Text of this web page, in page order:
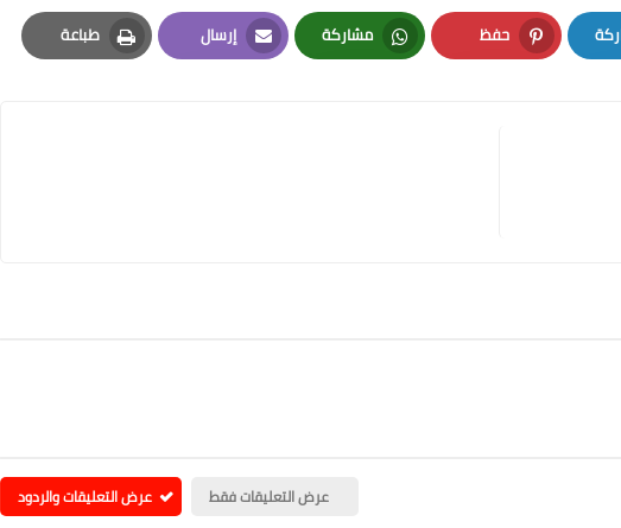
حفظ
Pinterest
مشاركة
Whatsapp
إرسال
Email
طباعة
Print
عرض التعليقات فقط عرض التعليقات والردود